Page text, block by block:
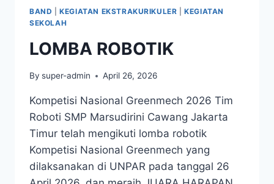
BAND |KEGIATAN EKSTRAKURIKULER |KEGIATAN
SEKOLAH
LOMBA ROBOTIK
By super-admin April 26, 2026
Kompetisi Nasional Greenmech 2026 Tim
Roboti SMP Marsudirini Cawang Jakarta
Timur telah mengikuti lomba robotik
Kompetisi Nasional Greenmech yang
dilaksanakan di UNPAR pada tanggal 26